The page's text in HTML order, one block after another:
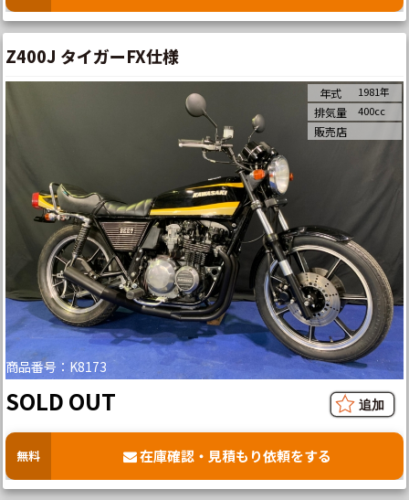
Z400J タイガーFX仕様
商品番号：K8173
年式 1981年
排気量 400cc
販売店
SOLD OUT
無料 在庫確認・見積もり依頼をする